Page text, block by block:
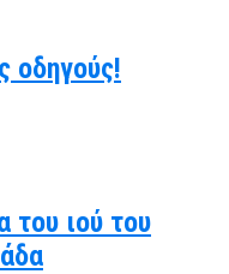
οδηγούς!
του ιού του